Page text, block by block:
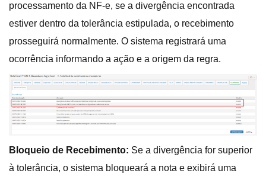
processamento da NF-e, se a divergência encontrada
estiver dentro da tolerância estipulada, o recebimento
prosseguirá normalmente. O sistema registrará uma
ocorrência informando a ação e a origem da regra.
Bloqueio de Recebimento: Se a divergência for superior
à tolerância, o sistema bloqueará a nota e exibirá uma